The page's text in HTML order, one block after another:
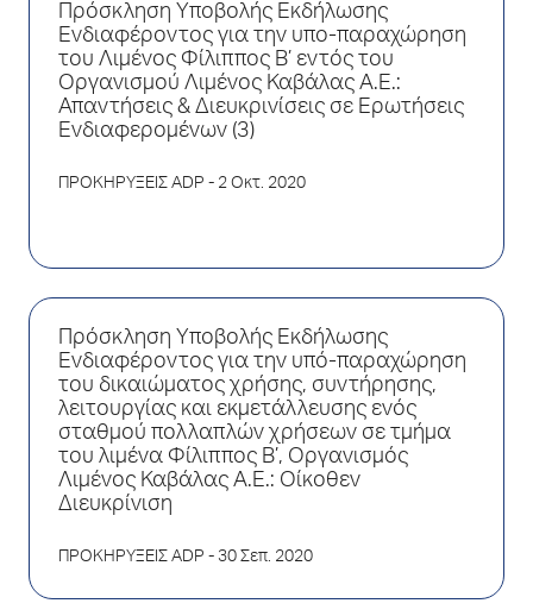
Πρόσκληση Υποβολής Εκδήλωσης
Ενδιαφέροντος για την υπο-παραχώρηση
του Λιμένος Φίλιππος Β’ εντός του
Οργανισμού Λιμένος Καβάλας Α.Ε.:
Απαντήσεις & Διευκρινίσεις σε Ερωτήσεις
Ενδιαφερομένων (3)
ΠΡΟΚΗΡΥΞΕΙΣ ADP - 2 Οκτ. 2020
Πρόσκληση Υποβολής Εκδήλωσης
Ενδιαφέροντος για την υπό-παραχώρηση
του δικαιώματος χρήσης, συντήρησης,
λειτουργίας και εκμετάλλευσης ενός
σταθμού πολλαπλών χρήσεων σε τμήμα
του λιμένα Φίλιππος Β’, Οργανισμός
Λιμένος Καβάλας Α.Ε.: Οίκοθεν
Διευκρίνιση
ΠΡΟΚΗΡΥΞΕΙΣ ADP - 30 Σεπ. 2020